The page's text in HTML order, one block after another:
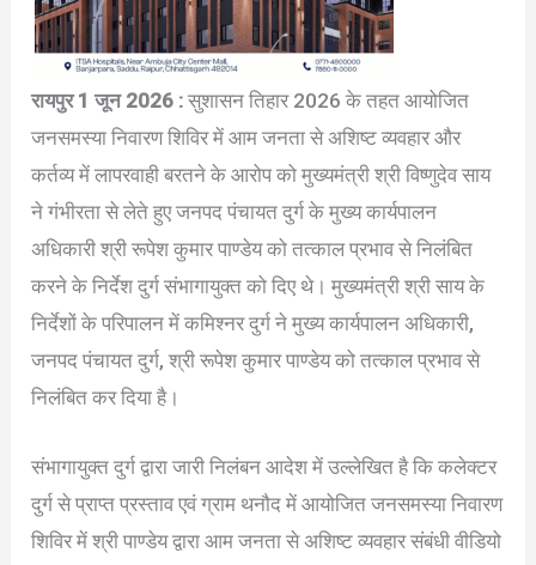
रायपुर 1 जून 2026 : सुशासन तिहार 2026 के तहत आयोजित
जनसमस्या निवारण शिविर में आम जनता से अशिष्ट व्यवहार और
कर्तव्य में लापरवाही बरतने के आरोप को मुख्यमंत्री श्री विष्णुदेव साय
ने गंभीरता से लेते हुए जनपद पंचायत दुर्ग के मुख्य कार्यपालन
अधिकारी श्री रूपेश कुमार पाण्डेय को तत्काल प्रभाव से निलंबित
करने के निर्देश दुर्ग संभागायुक्त को दिए थे। मुख्यमंत्री श्री साय के
निर्देशों के परिपालन में कमिश्नर दुर्ग ने मुख्य कार्यपालन अधिकारी,
जनपद पंचायत दुर्ग, श्री रूपेश कुमार पाण्डेय को तत्काल प्रभाव से
निलंबित कर दिया है।
संभागायुक्त दुर्ग द्वारा जारी निलंबन आदेश में उल्लेखित है कि कलेक्टर
दुर्ग से प्राप्त प्रस्ताव एवं ग्राम थनौद में आयोजित जनसमस्या निवारण
शिविर में श्री पाण्डेय द्वारा आम जनता से अशिष्ट व्यवहार संबंधी वीडियो